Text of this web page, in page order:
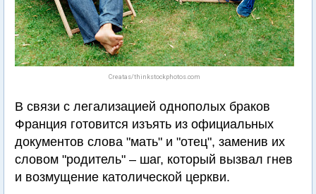
Creatas/thinkstockphotos.com
В связи с легализацией однополых браков
Франция готовится изъять из официальных
документов слова "мать" и "отец", заменив их
словом "родитель" – шаг, который вызвал гнев
и возмущение католической церкви.